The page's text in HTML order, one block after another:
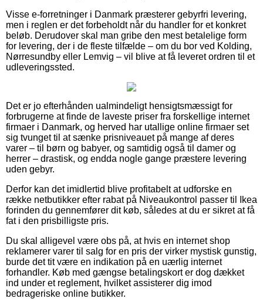
Visse e-forretninger i Danmark præsterer gebyrfri levering,
men i reglen er det forbeholdt når du handler for et konkret
beløb. Derudover skal man gribe den mest betalelige form
for levering, der i de fleste tilfælde – om du bor ved Kolding,
Nørresundby eller Lemvig – vil blive at få leveret ordren til et
udleveringssted.
Det er jo efterhånden ualmindeligt hensigtsmæssigt for
forbrugerne at finde de laveste priser fra forskellige internet
firmaer i Danmark, og herved har utallige online firmaer set
sig tvunget til at sænke prisniveauet på mange af deres
varer – til børn og babyer, og samtidig også til damer og
herrer – drastisk, og endda nogle gange præstere levering
uden gebyr.
Derfor kan det imidlertid blive profitabelt at udforske en
række netbutikker efter rabat på Niveaukontrol passer til Ikea
forinden du gennemfører dit køb, således at du er sikret at få
fat i den prisbilligste pris.
Du skal alligevel være obs på, at hvis en internet shop
reklamerer varer til salg for en pris der virker mystisk gunstig,
burde det tit være en indikation på en uærlig internet
forhandler. Køb med gængse betalingskort er dog dækket
ind under et reglement, hvilket assisterer dig imod
bedrageriske online butikker.